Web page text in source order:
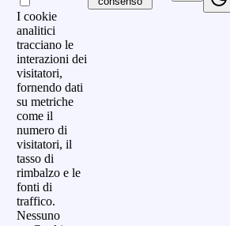
I cookie
analitici
tracciano le
interazioni dei
visitatori,
fornendo dati
su metriche
come il
numero di
visitatori, il
tasso di
rimbalzo e le
fonti di
traffico.
Nessuno